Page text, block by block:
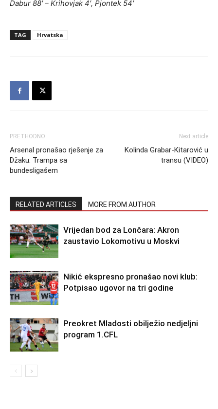
Dabur 88′ – Krihovjak 4′, Pjontek 54′
TAG Hrvatska
PRETHODNO
Arsenal pronašao rješenje za
Džaku: Trampa sa
bundesligašem
Next article
Kolinda Grabar-Kitarović u
transu (VIDEO)
RELATED ARTICLES MORE FROM AUTHOR
Vrijedan bod za Lončara: Akron
zaustavio Lokomotivu u Moskvi
Nikić ekspresno pronašao novi klub:
Potpisao ugovor na tri godine
Preokret Mladosti obilježio nedjeljni
program 1.CFL